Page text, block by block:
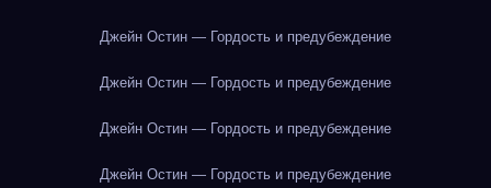
Джейн Остин — Гордость и предубеждение
Джейн Остин — Гордость и предубеждение
Джейн Остин — Гордость и предубеждение
Джейн Остин — Гордость и предубеждение